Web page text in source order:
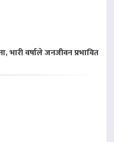
वर्षाले जनजीवन प्रभावित